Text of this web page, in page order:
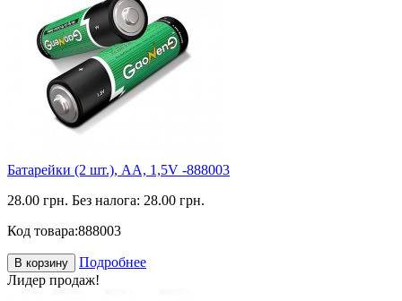
Батарейки (2 шт.), АА, 1,5V -888003
28.00 грн. Без налога: 28.00 грн.
Код товара:888003
В корзину
Подробнее
Лидер продаж!